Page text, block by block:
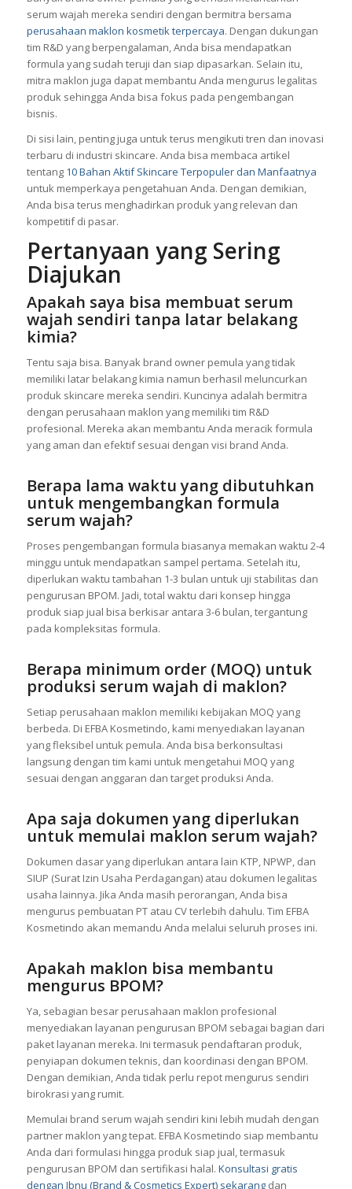
serum wajah mereka sendiri dengan bermitra bersama
perusahaan maklon kosmetik terpercaya. Dengan dukungan
tim R&D yang berpengalaman, Anda bisa mendapatkan
formula yang sudah teruji dan siap dipasarkan. Selain itu,
mitra maklon juga dapat membantu Anda mengurus legalitas
produk sehingga Anda bisa fokus pada pengembangan
bisnis.
Di sisi lain, penting juga untuk terus mengikuti tren dan inovasi
terbaru di industri skincare. Anda bisa membaca artikel
tentang 10 Bahan Aktif Skincare Terpopuler dan Manfaatnya
untuk memperkaya pengetahuan Anda. Dengan demikian,
Anda bisa terus menghadirkan produk yang relevan dan
kompetitif di pasar.
Pertanyaan yang Sering
Diajukan
Apakah saya bisa membuat serum
wajah sendiri tanpa latar belakang
kimia?
Tentu saja bisa. Banyak brand owner pemula yang tidak
memiliki latar belakang kimia namun berhasil meluncurkan
produk skincare mereka sendiri. Kuncinya adalah bermitra
dengan perusahaan maklon yang memiliki tim R&D
profesional. Mereka akan membantu Anda meracik formula
yang aman dan efektif sesuai dengan visi brand Anda.
Berapa lama waktu yang dibutuhkan
untuk mengembangkan formula
serum wajah?
Proses pengembangan formula biasanya memakan waktu 2-4
minggu untuk mendapatkan sampel pertama. Setelah itu,
diperlukan waktu tambahan 1-3 bulan untuk uji stabilitas dan
pengurusan BPOM. Jadi, total waktu dari konsep hingga
produk siap jual bisa berkisar antara 3-6 bulan, tergantung
pada kompleksitas formula.
Berapa minimum order (MOQ) untuk
produksi serum wajah di maklon?
Setiap perusahaan maklon memiliki kebijakan MOQ yang
berbeda. Di EFBA Kosmetindo, kami menyediakan layanan
yang fleksibel untuk pemula. Anda bisa berkonsultasi
langsung dengan tim kami untuk mengetahui MOQ yang
sesuai dengan anggaran dan target produksi Anda.
Apa saja dokumen yang diperlukan
untuk memulai maklon serum wajah?
Dokumen dasar yang diperlukan antara lain KTP, NPWP, dan
SIUP (Surat Izin Usaha Perdagangan) atau dokumen legalitas
usaha lainnya. Jika Anda masih perorangan, Anda bisa
mengurus pembuatan PT atau CV terlebih dahulu. Tim EFBA
Kosmetindo akan memandu Anda melalui seluruh proses ini.
Apakah maklon bisa membantu
mengurus BPOM?
Ya, sebagian besar perusahaan maklon profesional
menyediakan layanan pengurusan BPOM sebagai bagian dari
paket layanan mereka. Ini termasuk pendaftaran produk,
penyiapan dokumen teknis, dan koordinasi dengan BPOM.
Dengan demikian, Anda tidak perlu repot mengurus sendiri
birokrasi yang rumit.
Memulai brand serum wajah sendiri kini lebih mudah dengan
partner maklon yang tepat. EFBA Kosmetindo siap membantu
Anda dari formulasi hingga produk siap jual, termasuk
pengurusan BPOM dan sertifikasi halal. Konsultasi gratis
dengan Ibnu (Brand & Cosmetics Expert) sekarangdan